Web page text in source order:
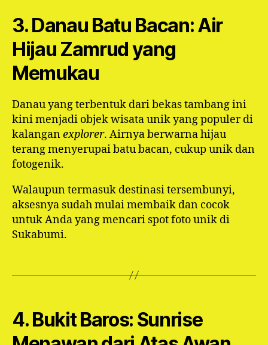
3. Danau Batu Bacan: Air
Hijau Zamrud yang
Memukau
Danau yang terbentuk dari bekas tambang ini
kini menjadi objek wisata unik yang populer di
kalanganexplorer. Airnya berwarna hijau
terang menyerupai batu bacan, cukup unik dan
fotogenik.
Walaupun termasuk destinasi tersembunyi,
aksesnya sudah mulai membaik dan cocok
untuk Anda yang mencari spot foto unik di
Sukabumi.
4. Bukit Baros: Sunrise